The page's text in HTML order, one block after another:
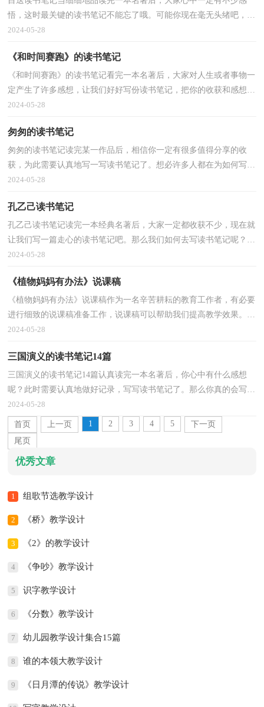
悟，这时最关键的读书笔记不能忘了哦。可能你现在毫无头绪吧，下
面是小编整理的目送读书笔记，供大家参考借鉴，希望可以...
2024-05-28
《和时间赛跑》的读书笔记
《和时间赛跑》的读书笔记看完一本名著后，大家对人生或者事物一
定产生了许多感想，让我们好好写份读书笔记，把你的收获和感想记
录下来吧。怎样写读书笔记才能避免写成“流水账”...
2024-05-28
匆匆的读书笔记
匆匆的读书笔记读完某一作品后，相信你一定有很多值得分享的收
获，为此需要认真地写一写读书笔记了。想必许多人都在为如何写好
读书笔记而烦恼吧，以下是小编整理的匆匆的读书笔记...
2024-05-28
孔乙己读书笔记
孔乙己读书笔记读完一本经典名著后，大家一定都收获不少，现在就
让我们写一篇走心的读书笔记吧。那么我们如何去写读书笔记呢？以
下是小编精心整理的孔乙己读书笔记，欢迎阅读与收藏...
2024-05-28
《植物妈妈有办法》说课稿
《植物妈妈有办法》说课稿作为一名辛苦耕耘的教育工作者，有必要
进行细致的说课稿准备工作，说课稿可以帮助我们提高教学效果。那
么说课稿应该怎么写才合适呢？下面是小编精心整理...
2024-05-28
三国演义的读书笔记14篇
三国演义的读书笔记14篇认真读完一本名著后，你心中有什么感想
呢？此时需要认真地做好记录，写写读书笔记了。那么你真的会写读
书笔记吗？下面是小编为大家收集的三国演义的读书笔记...
2024-05-28
首页 上一页 1 2 3 4 5
下一页
尾页
优秀文章
1 组歌节选教学设计
2 《桥》教学设计
3 《2》的教学设计
4 《争吵》教学设计
5 识字教学设计
6 《分数》教学设计
7 幼儿园教学设计集合15篇
8 谁的本领大教学设计
9 《日月潭的传说》教学设计